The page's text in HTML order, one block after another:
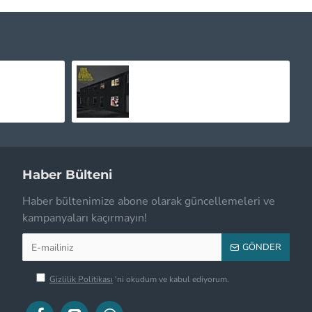
Haber Bülteni
Haber bültenimize abone olarak güncellemeleri ve
kampanyaları kaçırmayın!
GÖNDER
Gizlilik Politikası 'ni okudum ve kabul ediyorum.